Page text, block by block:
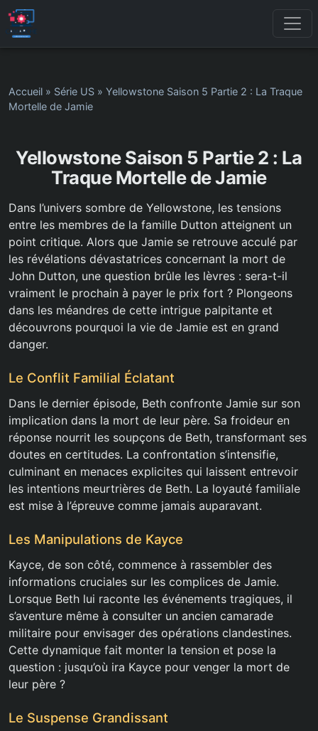
Accueil » Série US » Yellowstone Saison 5 Partie 2 : La Traque
Mortelle de Jamie
Yellowstone Saison 5 Partie 2 : La
Traque Mortelle de Jamie
Dans l’univers sombre de Yellowstone, les tensions
entre les membres de la famille Dutton atteignent un
point critique. Alors que Jamie se retrouve acculé par
les révélations dévastatrices concernant la mort de
John Dutton, une question brûle les lèvres : sera-t-il
vraiment le prochain à payer le prix fort ? Plongeons
dans les méandres de cette intrigue palpitante et
découvrons pourquoi la vie de Jamie est en grand
danger.
Le Conflit Familial Éclatant
Dans le dernier épisode, Beth confronte Jamie sur son
implication dans la mort de leur père. Sa froideur en
réponse nourrit les soupçons de Beth, transformant ses
doutes en certitudes. La confrontation s’intensifie,
culminant en menaces explicites qui laissent entrevoir
les intentions meurtrières de Beth. La loyauté familiale
est mise à l’épreuve comme jamais auparavant.
Les Manipulations de Kayce
Kayce, de son côté, commence à rassembler des
informations cruciales sur les complices de Jamie.
Lorsque Beth lui raconte les événements tragiques, il
s’aventure même à consulter un ancien camarade
militaire pour envisager des opérations clandestines.
Cette dynamique fait monter la tension et pose la
question : jusqu’où ira Kayce pour venger la mort de
leur père ?
Le Suspense Grandissant